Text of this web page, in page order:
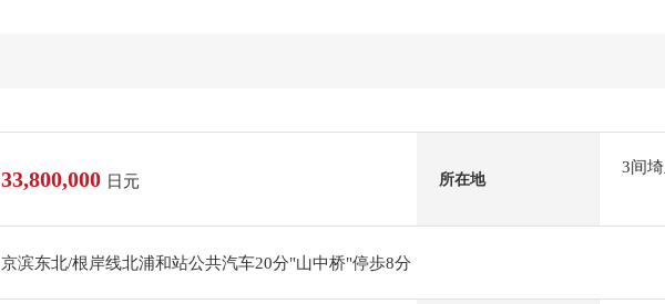
33,800,000 日元 所在地
3间
京滨东北/根岸线北浦和站公共汽车20分"山中桥"停歩8分